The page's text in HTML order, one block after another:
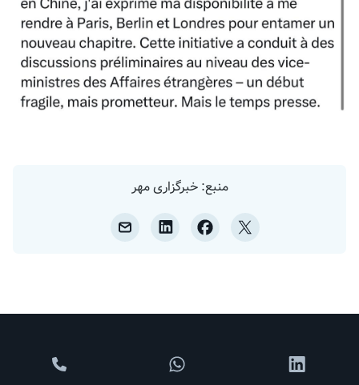
منبع: خبرگزاری مهر